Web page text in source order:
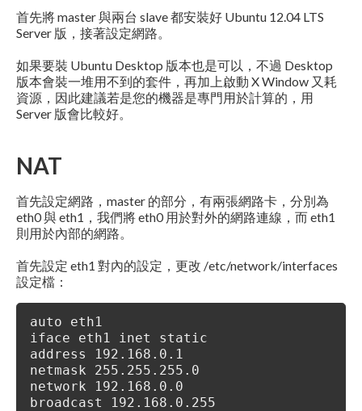
首先將 master 與兩台 slave 都安裝好 Ubuntu 12.04 LTS
Server 版，接著設定網路。
如果要裝 Ubuntu Desktop 版本也是可以，不過 Desktop
版本會裝一堆用不到的套件，再加上啟動 X Window 又耗
資源，因此建議若是您的機器是專門用於計算的，用
Server 版會比較好。
NAT
首先設定網路，master 的部分，有兩張網路卡，分別為
eth0 與 eth1，我們將 eth0 用於對外的網路連線，而 eth1
則用於內部的網路。
首先設定 eth1 對內的設定，更改 /etc/network/interfaces
設定檔：
auto eth1
iface eth1 inet static
address 192.168.0.1
netmask 255.255.255.0
network 192.168.0.0
broadcast 192.168.0.255